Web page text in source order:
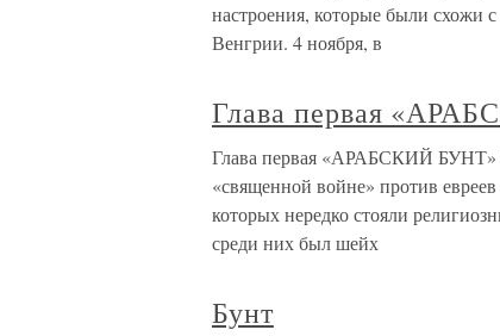
настроения, которые были схожи
Венгрии. 4 ноября, в
Глава первая
Глава первая «АРАБСКИЙ БУНТ»
«священной войне» против
которых нередко стояли
среди них был шейх
Бунт